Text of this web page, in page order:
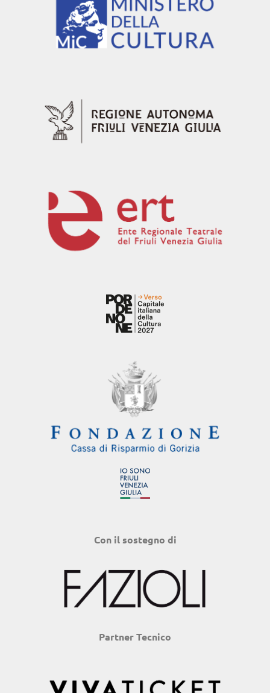
Con il sostegno di
Partner Tecnico